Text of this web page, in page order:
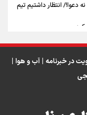
روی اربعین
دعوا!/ انتظار داشتیم تیم
هستیم
در خبرنامه | آب و هوا |